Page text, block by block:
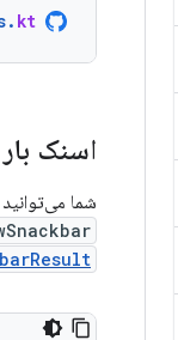
. kt
اسنک بار
شما